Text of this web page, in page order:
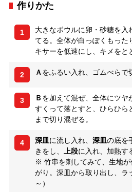
作りかた
1
大きなボウルに卵・砂糖を入
てる。全体が白っぽくもった
キサーを低速にし、キメをと
2 Ａをふるい入れ、ゴムべらで
3 Ｂ を加えて混ぜ、全体にツヤ
すくって落とすと、ひらひら
まで切り混ぜる。
4 深皿に流し入れ、 深皿の底を
きをし、 上段に入れ、加熱
※ 竹串を刺してみて、生地
がり。深皿から取り出し、ラ
～）